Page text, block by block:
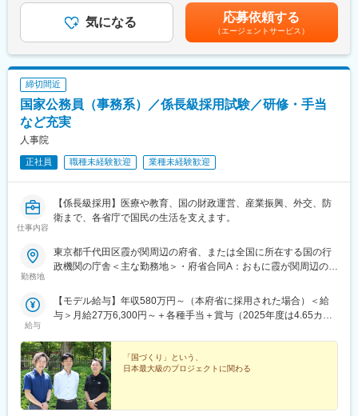
理なくデジタル端末を活用できるハイブリッド型教材を提供して
います。
また、教師の業務の負担軽減を支援するソフトウエアの研究・開
当社では、長年にわたり教育事業のノウハウを活用し企業価値の
向上に努めております。
＜鮮魚事業部の特徴＞
・季節ごとにおいしい魚を厳選。各地から仕入れた珍しい魚も取
り扱い、好評です。
・様々な魚をさばく機会が多く、包丁の扱いが上手になります。
・握り寿司に使用しているマグロは「美味しいものを食べていた
だきたい」思いから本鮪を使用！
■ロピアの運営スタイル・特徴
利と責任を持ち、売上・利益アップを目指していただきます。
・｢100％売場主導」を徹底しており、本部を介さず、自分（チー
り、商談、販促活動、他商品開発・社員採用・経営管理等も担当
していただきます。
す。
・プライベートブランド商品の企画開発も手がけることも可能で
離で、商品を開発し、喜ばれる様子を間近に見られる仕事ができ
ます。
ております。
■キャリアパス
・実力主義の評価制度のため年齢に関わらず実力次第で早期にキ
ャリア＆年収アップが可能です。
残業手当については、実態に応じて、〈27年度：20時間〉へと変
更を予定しております。※チーフ以上の平均年収・平均年齢：700
万円以上／32歳■昇給：年1回■賞与：一般職は年一回(2月）/管理
職年2回（7月・12月)＋決算賞与(2月)賃金はあくまでも目安の金
額であり、選考を通じて上下する可能性があります。月給(月額)は
固定手当を含めた表記です。
気になる 応募依頼する
（エージェントサービス）
締切間近
国家公務員（事務系）／係長級採用試験／研修・手当
など充実
人事院
正社員 職種未経験歓迎 業種未経験歓迎
仕事内容
【係長級採用】医療や教育、国の財政運営、産業振興、外交、防
衛まで、各省庁で国民の生活を支えます。
勤務地
東京都千代田区霞が関周辺の府省、または全国に所在する国の行
政機関の庁舎＜主な勤務地＞・府省合同A：おもに霞が関周辺の本
局、国税事務所）※職務により、全国および海外での活躍のチャン
スもあります※就業場所の変更の範囲：各府省の定める場所
給与
【モデル給与】年収580万円～（本府省に採用された場合）＜給
与＞月給27万6,300円～＋各種手当＋賞与（2025年度は4.65カ月
験年数と同程度の経験年数を有する国家公務員が受ける俸給月額
との均衡を考慮して決定します ※支給要件を満たした場合は、次
のような諸手当が支給されます。└地域手当、本府省業務調整手
当、通勤手当、住居手当、扶養手当、超過勤務手当 など※俸給月
額等は2026年４月１日現在の「一般職の職員の給与に関する法
「国づくり」という、
日本最大級のプロジェクトに関わる